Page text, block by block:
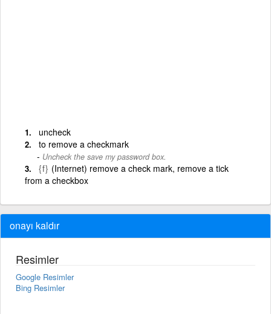
uncheck
to remove a checkmark
Uncheck the save my password box.
{f} (Internet) remove a check mark, remove a tick
from a checkbox
onayı kaldır
Resimler
Google Resimler
Bing Resimler